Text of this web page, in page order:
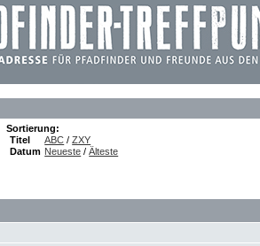
Sortierung:
Titel
ABC /ZXY
Datum Neueste /Älteste